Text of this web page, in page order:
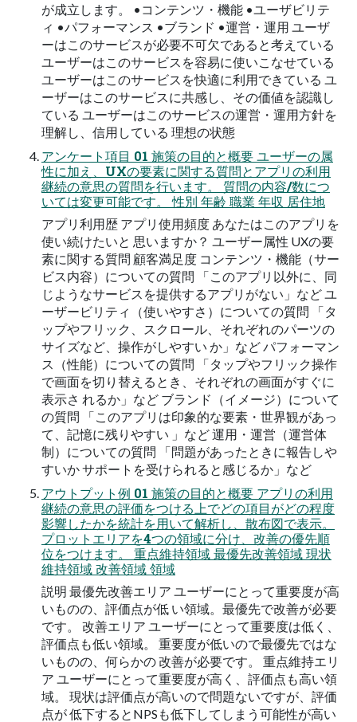
が成立します。 •コンテンツ・機能 •ユーザビリテ
ィ •パフォーマンス •ブランド •運営・運用 ユーザ
ーはこのサービスが必要不可欠であると考えている
ユーザーはこのサービスを容易に使いこなせている
ユーザーはこのサービスを快適に利用できている ユ
ーザーはこのサービスに共感し、その価値を認識し
ている ユーザーはこのサービスの運営・運用方針を
理解し、信用している 理想の状態
アンケート項目 01 施策の目的と概要 ユーザーの属
性に加え、UXの要素に関する質問とアプリの利用
継続の意思の質問を行います。 質問の内容/数につ
いては変更可能です。 性別 年齢 職業 年収 居住地
アプリ利用歴 アプリ使用頻度 あなたはこのアプリを
使い続けたいと 思いますか？ ユーザー属性 UXの要
素に関する質問 顧客満足度 コンテンツ・機能（サー
ビス内容）についての質問 「このアプリ以外に、同
じようなサービスを提供するアプリがない」など ユ
ーザービリティ（使いやすさ）についての質問 「タ
ップやフリック、スクロール、それぞれのパーツの
サイズなど、操作がしやすい か」など パフォーマン
ス（性能）についての質問 「タップやフリック操作
で画面を切り替えるとき、それぞれの画面がすぐに
表示さ れるか」など ブランド（イメージ）について
の質問 「このアプリは印象的な要素・世界観があっ
て、記憶に残りやすい 」など 運用・運営（運営体
制）についての質問 「問題があったときに報告しや
すいか サポートを受けられると感じるか」など
アウトプット例 01 施策の目的と概要 アプリの利用
継続の意思の評価をつける上でどの項目がどの程度
影響したかを統計を用いて解析し、散布図で表示。
プロットエリアを4つの領域に分け、改善の優先順
位をつけます。 重点維持領域 最優先改善領域 現状
維持領域 改善領域 領域
説明 最優先改善エリア ユーザーにとって重要度が高
いものの、評価点が低 い領域。最優先で改善が必要
です。 改善エリア ユーザーにとって重要度は低く、
評価点も低い領域。 重要度が低いので最優先ではな
いものの、何らかの 改善が必要です。 重点維持エリ
ア ユーザーにとって重要度が高く、評価点も高い領
域。 現状は評価点が高いので問題ないですが、評価
点が 低下するとNPSも低下してしまう可能性が高い